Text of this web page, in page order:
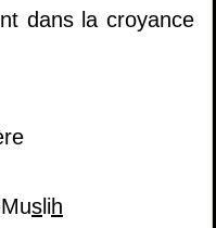
dans la croyance
slih
à le
brulée?
PlayStation?
dans lesquelles
pendant
à la mosquée